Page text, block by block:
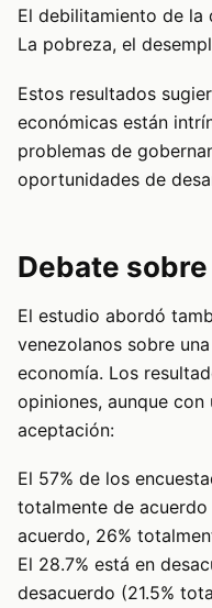
El debilitamiento de la
La pobreza, el
Estos resultados
económicas están
problemas de
oportunidades de
Debate
El estudio abordó
venezolanos sobre
economía. Los
opiniones, aunque con
aceptación:
El 57% de los
totalmente de
acuerdo, 26%
El 28.7% está en
desacuerdo (21.5%